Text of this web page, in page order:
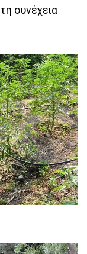
συνέχεια